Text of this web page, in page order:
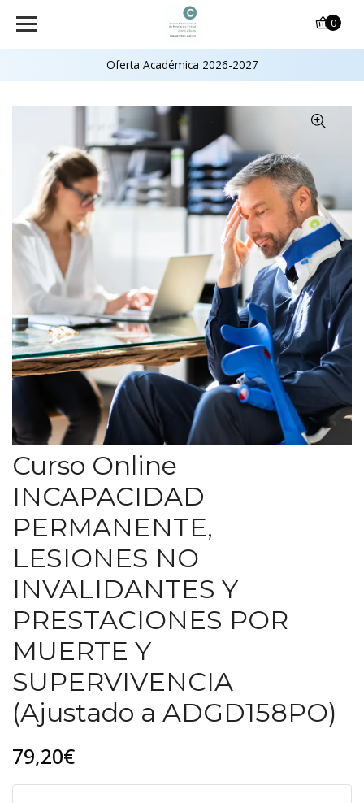
Oferta Académica 2026-2027
0
Curso Online
INCAPACIDAD
PERMANENTE,
LESIONES NO
INVALIDANTES Y
PRESTACIONES POR
MUERTE Y
SUPERVIVENCIA
(Ajustado a ADGD158PO)
79,20€